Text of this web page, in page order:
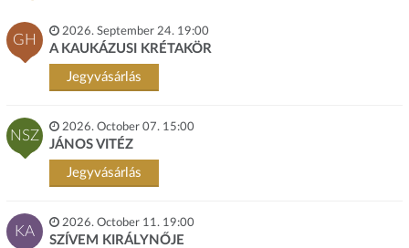
GH
2026. September 24. 19:00
A KAUKÁZUSI KRÉTAKÖR
Jegyvásárlás
NSZ
2026. October 07. 15:00
JÁNOS VITÉZ
Jegyvásárlás
KA
2026. October 11. 19:00
SZÍVEM KIRÁLYNŐJE